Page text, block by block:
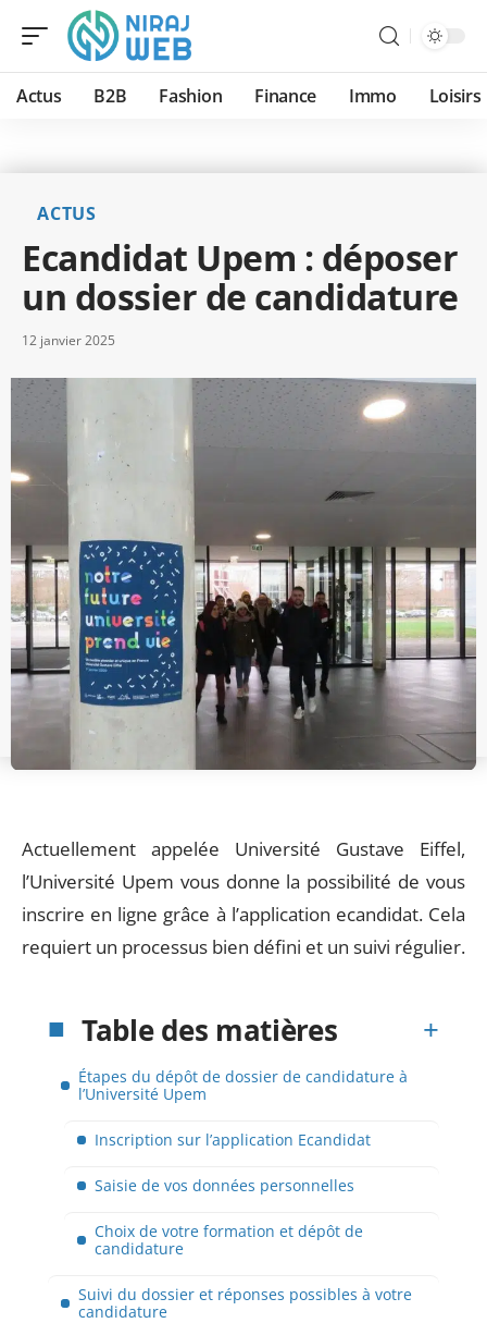
Actus B2B Fashion Finance Immo Loisirs
ACTUS
Ecandidat Upem : déposer
un dossier de candidature
12 janvier 2025
Actuellement appelée Université Gustave Eiffel,
l’Université Upem vous donne la possibilité de vous
inscrire en ligne grâce à l’application ecandidat. Cela
requiert un processus bien défini et un suivi régulier.
Table des matières
Étapes du dépôt de dossier de candidature à
l’Université Upem
Inscription sur l’application Ecandidat
Saisie de vos données personnelles
Choix de votre formation et dépôt de
candidature
Suivi du dossier et réponses possibles à votre
candidature